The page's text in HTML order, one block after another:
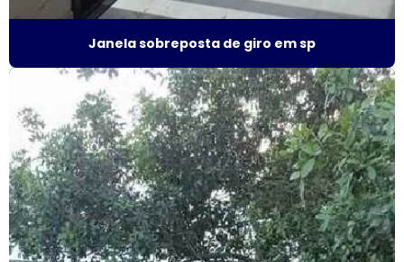
Esquadrias de alumínio preço m2
Esquadrias de alumínio em são paulo
Esquadrias de alumínio valor
Esquadrias anti ruído
Esquadrias condomínio
Janela sobreposta de giro em sp